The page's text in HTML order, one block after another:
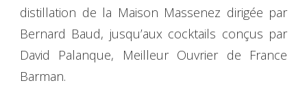
distillation de la Maison Massenez dirigée par
Bernard Baud, jusqu’aux cocktails conçus par
David Palanque, Meilleur Ouvrier de France
Barman.